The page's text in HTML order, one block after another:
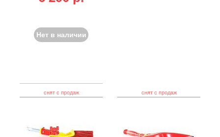
Нет в наличии
снят с продаж снят с продаж